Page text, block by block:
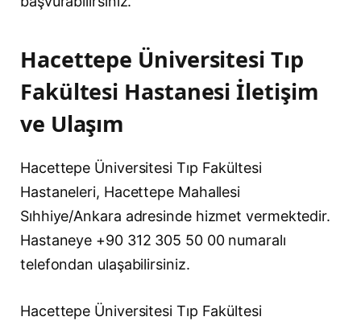
Hacettepe Üniversitesi Tıp
Fakültesi Hastanesi İletişim
ve Ulaşım
Hacettepe Üniversitesi Tıp Fakültesi
Hastaneleri, Hacettepe Mahallesi
Sıhhiye/Ankara adresinde hizmet vermektedir.
Hastaneye +90 312 305 50 00 numaralı
telefondan ulaşabilirsiniz.
Hacettepe Üniversitesi Tıp Fakültesi